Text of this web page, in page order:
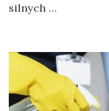
silnych …